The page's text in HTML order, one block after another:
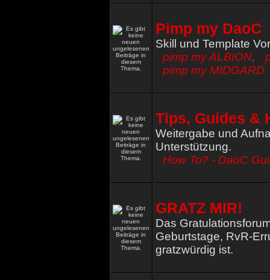
Pimp my DaoC
Skill und Template
pimp my ALBION,
pimp my MIDGARD
Tips, Guides &
Weitergabe und
Unterstützung.
How To? - DaoC
GRATZ MIR!
Das
Geburtstage, RvR-
gratzwürdig ist.